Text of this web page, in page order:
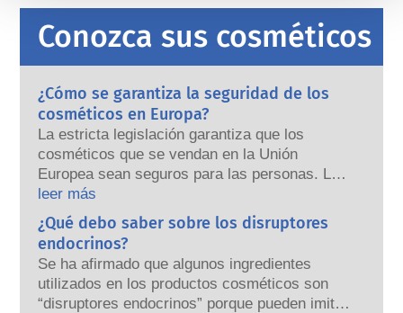
Conozca sus cosméticos
¿Cómo se garantiza la seguridad de los
cosméticos en Europa?
La estricta legislación garantiza que los
cosméticos que se vendan en la Unión
Europea sean seguros para las personas. Las
empresas y las autoridades reguladoras
nacionales y europeas tienen la
responsabilidad compartida de garantizar la
seguridad de los productos cosméticos.
leer más
¿Qué debo saber sobre los disruptores
endocrinos?
Se ha afirmado que algunos ingredientes
utilizados en los productos cosméticos son
“disruptores endocrinos” porque pueden imitar